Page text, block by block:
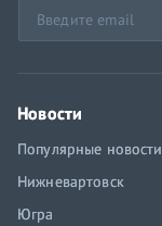
Новости
Популярные новости
Нижневартовск
Югра